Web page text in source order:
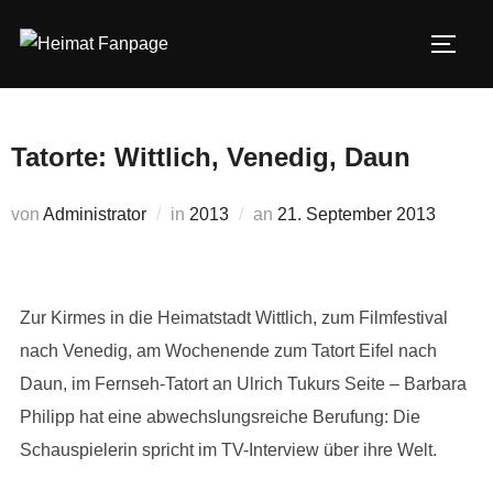
Inhalt
Tatorte: Wittlich, Venedig, Daun
von Administrator in 2013 an Veröffentlicht
21. September 2013
Zur Kirmes in die Heimatstadt Wittlich, zum Filmfestival
nach Venedig, am Wochenende zum Tatort Eifel nach
Daun, im Fernseh-Tatort an Ulrich Tukurs Seite – Barbara
Philipp hat eine abwechslungsreiche Berufung: Die
Schauspielerin spricht im TV-Interview über ihre Welt.